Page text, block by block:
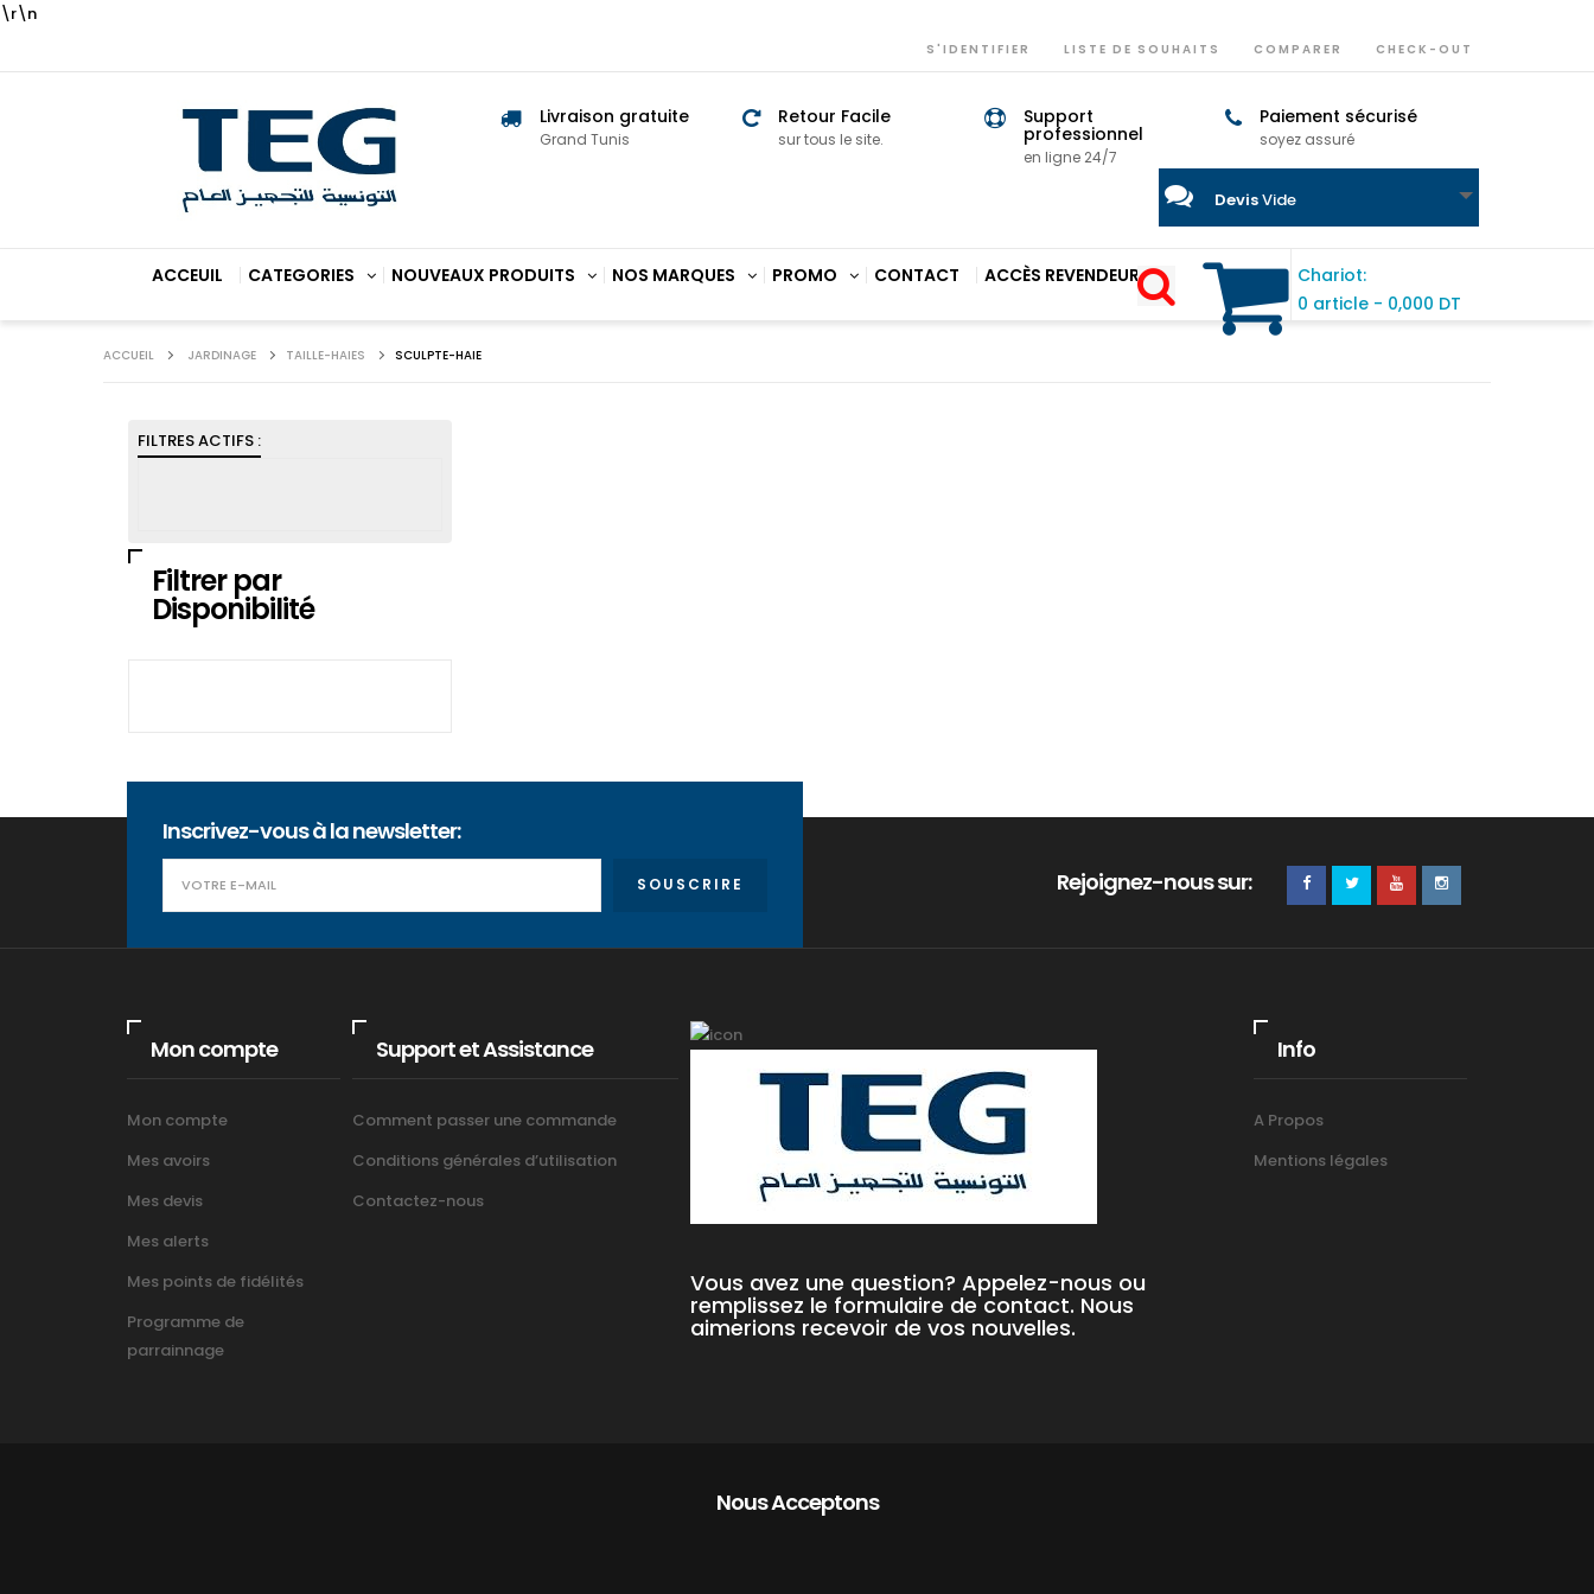
\r\n
S'IDENTIFIER LISTE DE SOUHAITS COMPARER CHECK-OUT
Livraison gratuite
Grand Tunis
Retour Facile
sur tous le site.
Support
professionnel
en ligne 24/7
Paiement sécurisé
soyez assuré
ACCEUIL CATEGORIES NOUVEAUX PRODUITS NOS MARQUES PROMO CONTACT ACCÈS REVENDEUR
Chariot:
0 article - 0,000 DT
DevisVide
ACCUEIL JARDINAGE TAILLE-HAIES SCULPTE-HAIE
FILTRES ACTIFS :
Filtrer par
Disponibilité
Inscrivez-vous à la newsletter:
SOUSCRIRE Rejoignez-nous sur:
Mon compte
Mon compte
Mes avoirs
Mes devis
Mes alerts
Mes points de fidélités
Programme de
parrainnage
Support et Assistance
Comment passer une commande
Conditions générales d’utilisation
Contactez-nous
Vous avez une question? Appelez-nous ou
remplissez le formulaire de contact. Nous
aimerions recevoir de vos nouvelles.
Info
A Propos
Mentions légales
Nous Acceptons